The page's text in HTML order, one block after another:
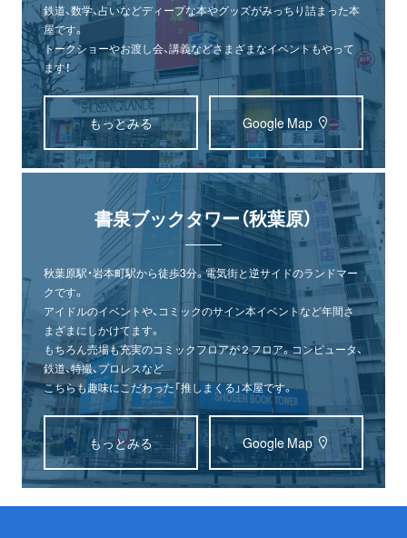
鉄道、数学、占いなどディープな本やグッズがみっちり詰まった本
屋です。
トークショーやお渡し会、講義などさまざまなイベントもやって
ます！
もっとみる Google Map
書泉ブックタワー（秋葉原）
秋葉原駅・岩本町駅から徒歩3分。電気街と逆サイドのランドマー
クです。
アイドルのイベントや、コミックのサイン本イベントなど年間さ
まざまにしかけてます。
もちろん売場も充実のコミックフロアが２フロア。コンピュータ、
鉄道、特撮、プロレスなど
こちらも趣味にこだわった「推しまくる」本屋です。
もっとみる Google Map